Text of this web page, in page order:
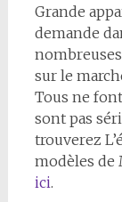
Grande
demande
sur le
Tous ne
sont pas
trouverez
modèles de
ici.